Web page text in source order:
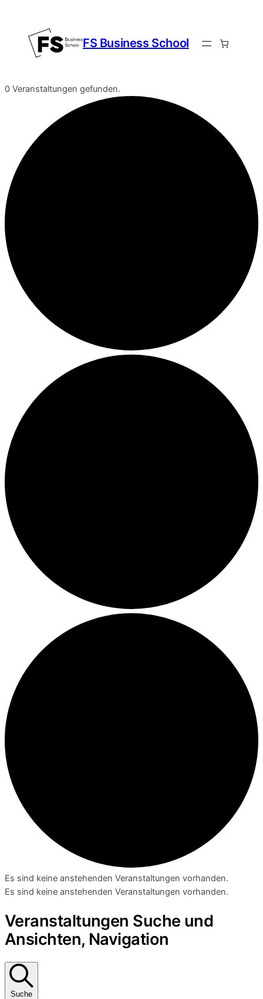
FS Business School
0 Veranstaltungen gefunden.
Es sind keine anstehenden Veranstaltungen vorhanden.
Es sind keine anstehenden Veranstaltungen vorhanden.
Veranstaltungen Suche und
Ansichten, Navigation
Suche